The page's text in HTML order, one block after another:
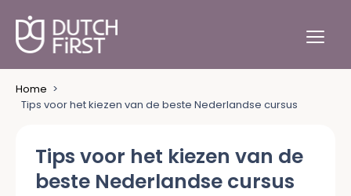
Home >
Tips voor het kiezen van de beste Nederlandse cursus
Tips voor het kiezen van de
beste Nederlandse cursus